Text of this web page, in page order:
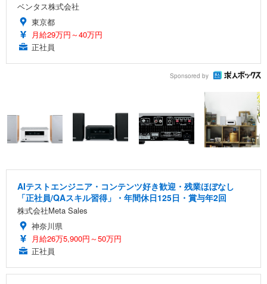
ベンタス株式会社
東京都
月給29万円～40万円
正社員
Sponsored by
AIテストエンジニア・コンテンツ好き歓迎・残業ほぼなし
「正社員/QAスキル習得」・年間休日125日・賞与年2回
株式会社Meta Sales
神奈川県
月給26万5,900円～50万円
正社員